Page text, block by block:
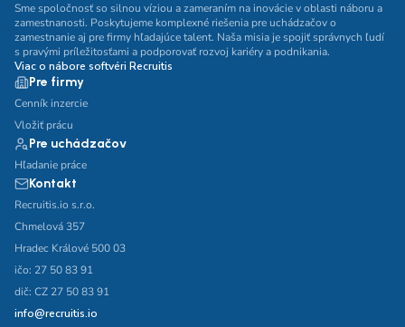
Sme spoločnosť so silnou víziou a zameraním na inovácie v oblasti náboru a
zamestnanosti. Poskytujeme komplexné riešenia pre uchádzačov o
zamestnanie aj pre firmy hľadajúce talent. Naša misia je spojiť správnych ľudí
s pravými príležitosťami a podporovať rozvoj kariéry a podnikania.
Viac o nábore softvéri Recruitis
Pre firmy
Cenník inzercie
Vložiť prácu
Pre uchádzačov
Hľadanie práce
Kontakt
Recruitis.io s.r.o.
Chmelová 357
Hradec Králové 500 03
ičo: 27 50 83 91
dič: CZ 27 50 83 91
info@recruitis.io